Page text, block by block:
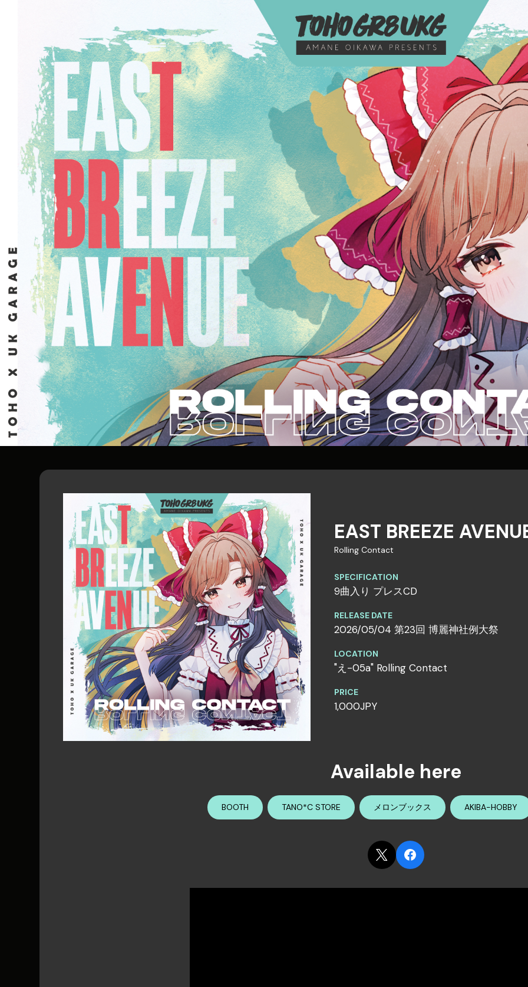
EAST BREEZE
Rolling Contact
SPECIFICATION
9曲入り プレスCD
RELEASE DATE
2026/05/04 第23回 博麗神社例大祭
LOCATION
"え-05a" Rolling Contact
PRICE
1,000JPY
Available here
BOOTH TANO*C STORE メロンブックス AKIBA-HOBBY